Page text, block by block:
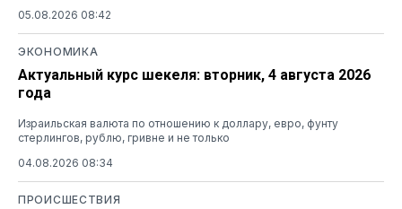
05.08.2026 08:42
ЭКОНОМИКА
Актуальный курс шекеля: вторник, 4 августа 2026
года
Израильская валюта по отношению к доллару, евро, фунту
стерлингов, рублю, гривне и не только
04.08.2026 08:34
ПРОИСШЕСТВИЯ